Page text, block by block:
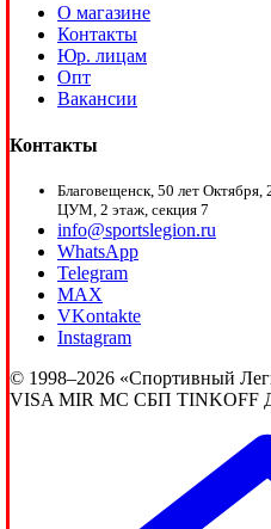
О магазине
Контакты
Юр. лицам
Опт
Вакансии
Контакты
Благовещенск, 50 лет Октября,
ЦУМ, 2 этаж, секция 7
info@sportslegion.ru
WhatsApp
Telegram
MAX
VKontakte
Instagram
© 1998–2026 «Спортивный
VISA MIR MC СБП TINKOFF